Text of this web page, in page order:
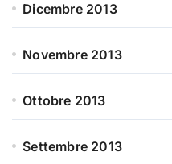
Dicembre 2013
Novembre 2013
Ottobre 2013
Settembre 2013